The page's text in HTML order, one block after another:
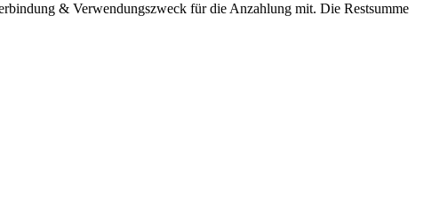
& Verwendungszweck für die Anzahlung mit. Die Restsumme